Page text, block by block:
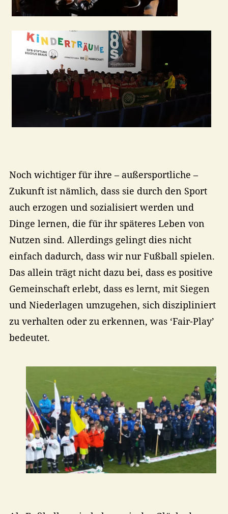
Noch wichtiger für ihre – außersportliche –
Zukunft ist nämlich, dass sie durch den Sport
auch erzogen und sozialisiert werden und
Dinge lernen, die für ihr späteres Leben von
Nutzen sind. Allerdings gelingt dies nicht
einfach dadurch, dass wir nur Fußball spielen.
Das allein trägt nicht dazu bei, dass es positive
Gemeinschaft erlebt, dass es lernt, mit Siegen
und Niederlagen umzugehen, sich diszipliniert
zu verhalten oder zu erkennen, was ‘Fair-Play’
bedeutet.